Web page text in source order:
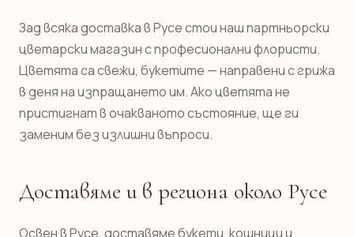
Зад всяка доставка в Русе стои наш партньорски
цветарски магазин с професионални флористи.
Цветята са свежи, букетите — направени с грижа
в деня на изпращането им. Ако цветята не
пристигнат в очакваното състояние, ще ги
заменим без излишни въпроси.
Доставяме и в региона около Русе
Освен в Русе, доставяме букети, кошници и